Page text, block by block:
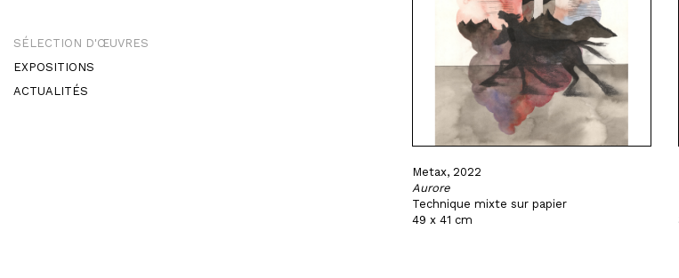
SÉLECTION D'ŒUVRES
EXPOSITIONS
ACTUALITÉS
Metax, 2022
Aurore
Technique mixte sur papier
49 x 41 cm